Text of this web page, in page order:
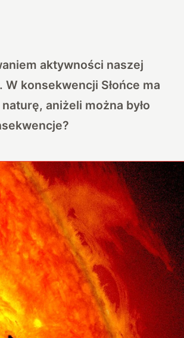
aktywności naszej
konsekwencji Słońce ma
aniżeli można było